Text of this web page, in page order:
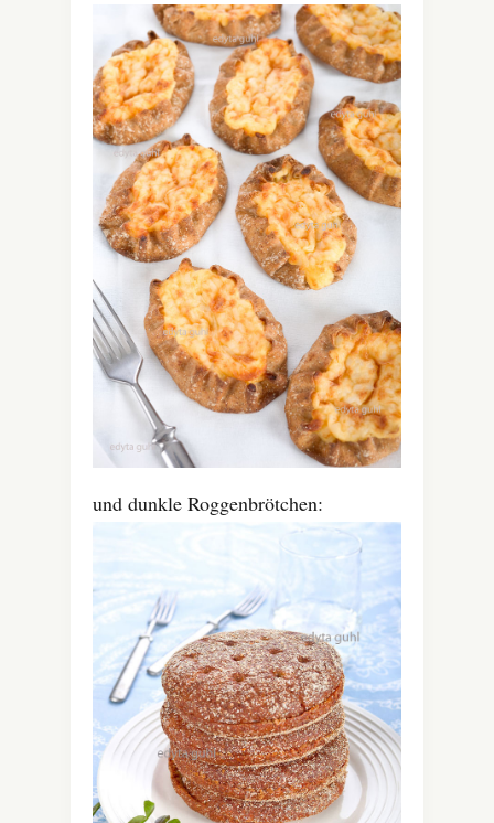
und dunkle Roggenbrötchen: